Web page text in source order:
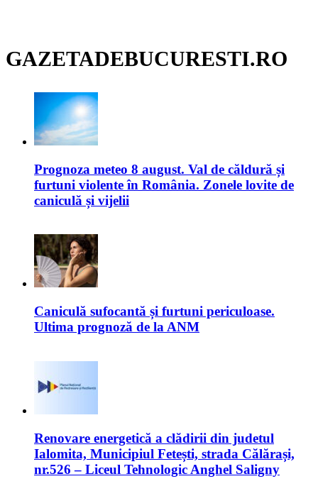
GAZETADEBUCURESTI.RO
Prognoza meteo 8 august. Val de căldură și
furtuni violente în România. Zonele lovite de
caniculă și vijelii
Caniculă sufocantă și furtuni periculoase.
Ultima prognoză de la ANM
Renovare energetică a clădirii din judetul
Ialomita, Municipiul Fetești, strada Călărași,
nr.526 – Liceul Tehnologic Anghel Saligny